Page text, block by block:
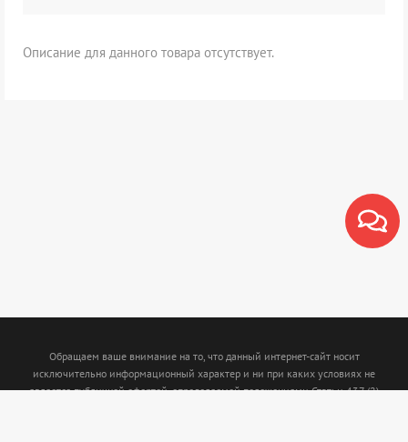
Описание для данного товара отсутствует.
Обращаем ваше внимание на то, что данный интернет-сайт носит
исключительно информационный характер и ни при каких условиях не
является публичной офертой, определяемой положениями Статьи 437 (2)